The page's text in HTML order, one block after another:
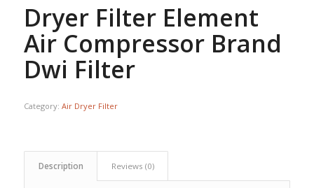
Dryer Filter Element
Air Compressor Brand
Dwi Filter
Category: Air Dryer Filter
Description Reviews (0)